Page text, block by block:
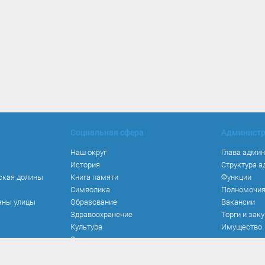
долины
улицы
Социальная сфера
Наш округ
История
Книга памяти
Символика
Образование
Здравоохранение
Культура
Спорт
Глава
Структура
Функции
Полномочия
Вакансии
Торги и
Имущество